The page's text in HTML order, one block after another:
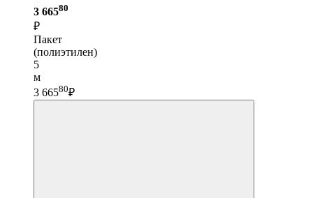
3 66580
₽
Пакет
(полиэтилен)
5
м
3 66580₽